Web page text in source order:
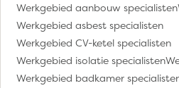
Werkgebied aanbouw specialisten
Werkgebied asbest specialisten
Werkgebied CV-ketel specialisten
Werkgebied isolatie specialisten
Werkgebied badkamer